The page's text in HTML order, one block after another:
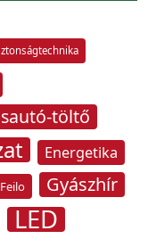
töltő
Energetika
Feilo Gyászhír
LED